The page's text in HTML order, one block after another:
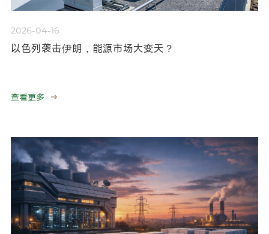
2026-04-16
以色列袭击伊朗，能源市场大变天？
查看更多